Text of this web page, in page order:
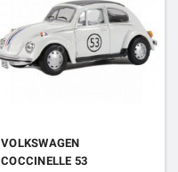
VOLKSWAGEN
COCCINELLE 53